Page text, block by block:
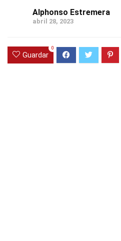
Alphonso Estremera
abril 28, 2023
Guardar
0